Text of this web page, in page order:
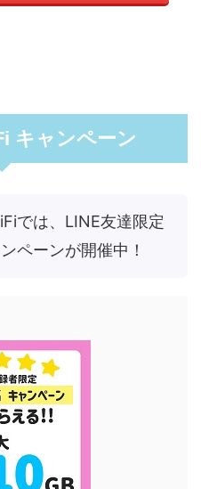
キャンペーン
では、LINE友達限定
ペーンが開催中！